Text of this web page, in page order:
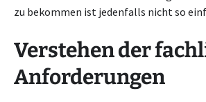
zu bekommen ist jedenfalls nicht so
Verstehen der
Anforderungen